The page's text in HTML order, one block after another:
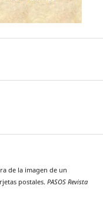
de la imagen de un
postales. PASOS Revista